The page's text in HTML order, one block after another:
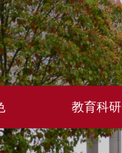
教育科研